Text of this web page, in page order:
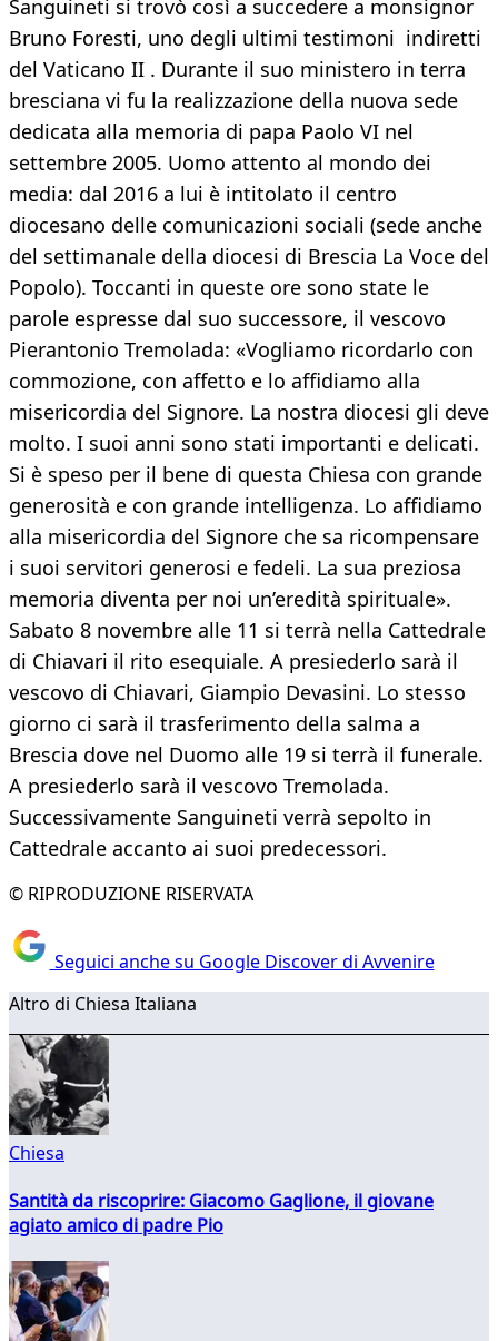
Sanguineti si trovò così a succedere a monsignor
Bruno Foresti, uno degli ultimi testimoni indiretti
del Vaticano II . Durante il suo ministero in terra
bresciana vi fu la realizzazione della nuova sede
dedicata alla memoria di papa Paolo VI nel
settembre 2005. Uomo attento al mondo dei
media: dal 2016 a lui è intitolato il centro
diocesano delle comunicazioni sociali (sede anche
del settimanale della diocesi di Brescia La Voce del
Popolo). Toccanti in queste ore sono state le
parole espresse dal suo successore, il vescovo
Pierantonio Tremolada: «Vogliamo ricordarlo con
commozione, con affetto e lo affidiamo alla
misericordia del Signore. La nostra diocesi gli deve
molto. I suoi anni sono stati importanti e delicati.
Si è speso per il bene di questa Chiesa con grande
generosità e con grande intelligenza. Lo affidiamo
alla misericordia del Signore che sa ricompensare
i suoi servitori generosi e fedeli. La sua preziosa
memoria diventa per noi un’eredità spirituale».
Sabato 8 novembre alle 11 si terrà nella Cattedrale
di Chiavari il rito esequiale. A presiederlo sarà il
vescovo di Chiavari, Giampio Devasini. Lo stesso
giorno ci sarà il trasferimento della salma a
Brescia dove nel Duomo alle 19 si terrà il funerale.
A presiederlo sarà il vescovo Tremolada.
Successivamente Sanguineti verrà sepolto in
Cattedrale accanto ai suoi predecessori.
© RIPRODUZIONE RISERVATA
Seguici anche su Google Discover di Avvenire
Altro di Chiesa Italiana
Chiesa
Santità da riscoprire: Giacomo Gaglione, il giovane
agiato amico di padre Pio